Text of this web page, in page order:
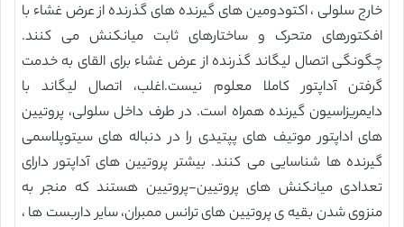
خارج سلولی ، اکتودومین های گیرنده های گذرنده از عرض غشاء با
افکتورهای متحرک و ساختارهای ثابت میانکنش می کنند.
چگونگی اتصال لیگاند گذرنده از عرض غشاء برای القای به خدمت
گرفتن آداپتور کاملا معلوم نیست.اغلب، اتصال لیگاند با
دایمریزاسیون گیرنده همراه است. در طرف داخل سلولی، پروتیین
های اداپتور موتیف های پپتیدی را در دنباله های سیتوپلاسمی
گیرنده ها شناسایی می کنند. بیشتر پروتیین های آداپتور دارای
تعدادی میانکنش های پروتیین-پروتیین هستند که منجر به
منزوی شدن بقیه ی پروتیین های ترانس ممبران، سایر داربست ها ،